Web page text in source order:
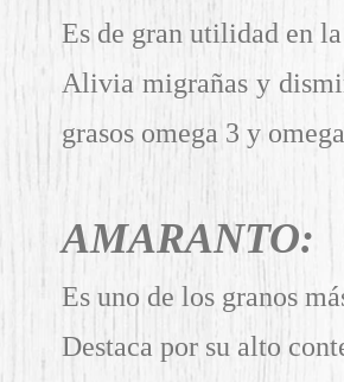
Es de gran utilidad en
Alivia migrañas y
grasos omega 3 y
AMARANTO:
Es uno de los granos
Destaca por su alto